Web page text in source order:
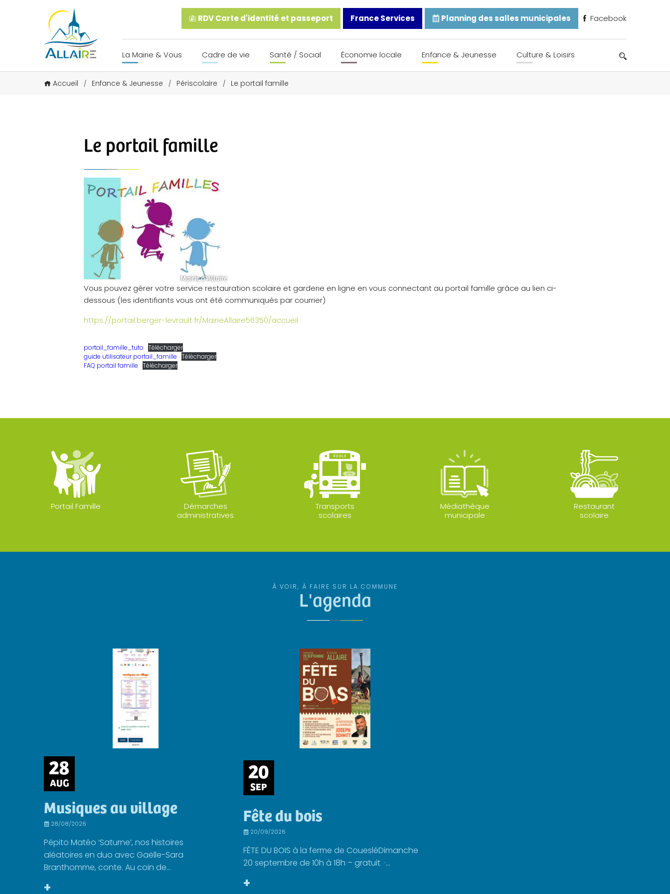
RDV Carte d'identité et passeport France Services Planning des salles municipales Facebook
La Mairie & Vous Cadre de vie Santé / Social Économie locale Enfance & Jeunesse Culture & Loisirs
Accueil / Enfance & Jeunesse / Périscolaire / Le portail famille
Le portail famille
Vous pouvez gérer votre service restauration scolaire et garderie en ligne en vous connectant au portail famille grâce au lien ci-
dessous (les identifiants vous ont été communiqués par courrier)
https://portail.berger-levrault.fr/MairieAllaire56350/accueil
portail_famille_tuto Télécharger
guide utilisateur portail_famille Télécharger
FAQ portail famille Télécharger
Portail Famille
Démarches
administratives
Transports
scolaires
Médiathèque
municipale
Restaurant
scolaire
À VOIR, À FAIRE SUR LA COMMUNE
L'agenda
28
AUG
Musiques au village
28/08/2026
Pépito Matéo ‘Saturne’, nos histoires
aléatoires en duo avec Gaëlle-Sara
Branthomme, conte. Au coin de...
+
20
SEP
Fête du bois
20/09/2026
FÊTE DU BOIS à la ferme de CouesléDimanche
20 septembre de 10h à 18h – gratuit ·...
+